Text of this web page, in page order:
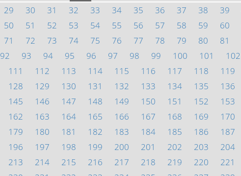
29 30 31 32 33 34 35 36 37 38 39
50 51 52 53 54 55 56 57 58 59 60
71 72 73 74 75 76 77 78 79 80 81
92 93 94 95 96 97 98 99 100 101 102
111 112 113 114 115 116 117 118 119
128 129 130 131 132 133 134 135 136
145 146 147 148 149 150 151 152 153
162 163 164 165 166 167 168 169 170
179 180 181 182 183 184 185 186 187
196 197 198 199 200 201 202 203 204
213 214 215 216 217 218 219 220 221